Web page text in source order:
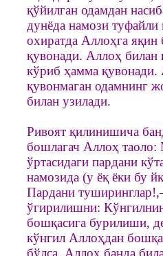
қўйилган одамдан
дунёда намози туфайли
охиратда Аллоҳга
қувонади. Аллоҳ билан
кўриб ҳамма қувонади.
қувонмаган одамнинг
билан узилади.
Ривоят қилинишича
бошлагач Аллоҳ
ўртасидаги пардани
намозида (у ёқ ёки бу
Пардани
ўгирилишни:
бошқасига бурилиши,
кўнгил Аллоҳдан
бўлса, Аллоҳ банда